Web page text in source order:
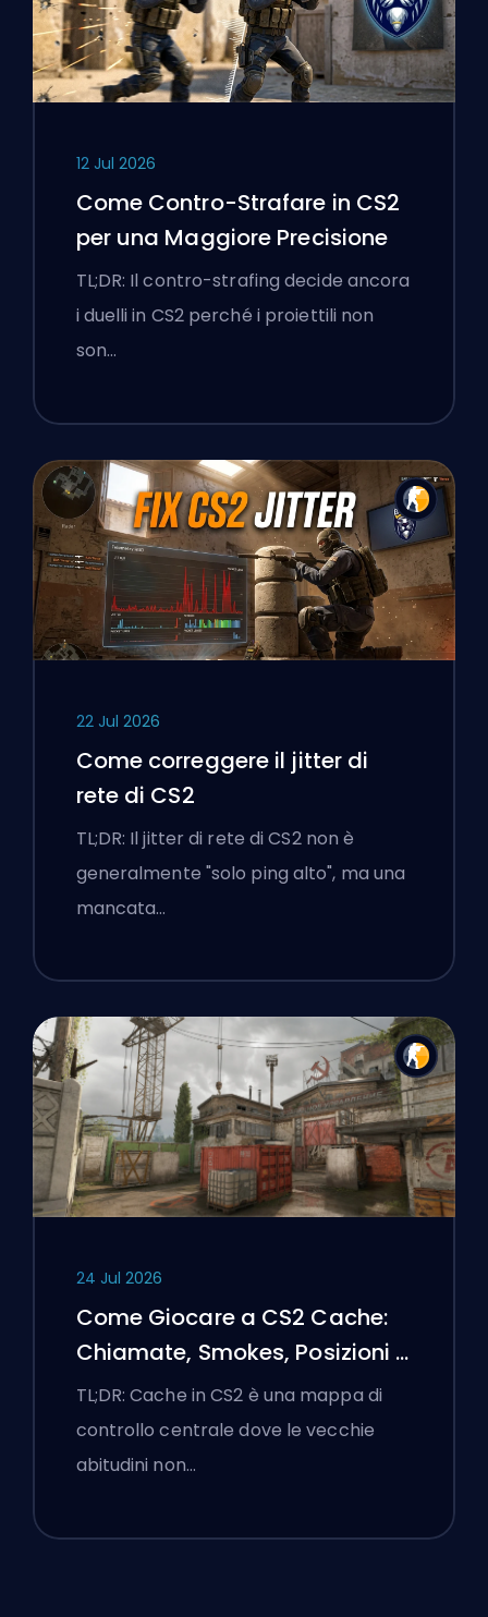
12 Jul 2026
Come Contro-Strafare in CS2
per una Maggiore Precisione
TL;DR: Il contro-strafing decide ancora
i duelli in CS2 perché i proiettili non
son…
22 Jul 2026
Come correggere il jitter di
rete di CS2
TL;DR: Il jitter di rete di CS2 non è
generalmente "solo ping alto", ma una
mancata…
24 Jul 2026
Come Giocare a CS2 Cache:
Chiamate, Smokes, Posizioni e
Suggerimenti Premier
TL;DR: Cache in CS2 è una mappa di
controllo centrale dove le vecchie
abitudini non…